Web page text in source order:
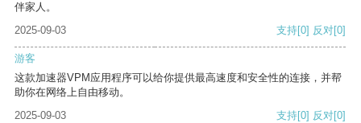
伴家人。
2025-09-03
支持[0] 反对[0]
游客
这款加速器VPM应用程序可以给你提供最高速度和安全性的连接，并帮
助你在网络上自由移动。
2025-09-03
支持[0] 反对[0]